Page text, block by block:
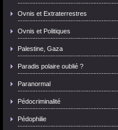
Ovnis et Extraterrestres
Ovnis et Politiques
Palestine, Gaza
Paradis polaire oublié ?
Paranormal
Pédocriminalité
Pédophilie